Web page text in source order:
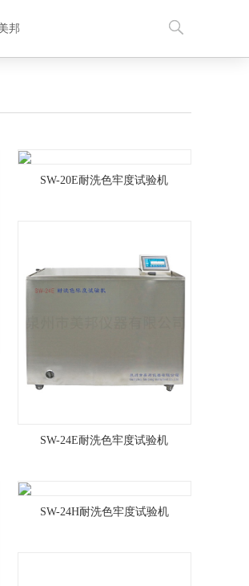
邦
SW-20E耐洗色牢度试验机
SW-24E耐洗色牢度试验机
SW-24H耐洗色牢度试验机